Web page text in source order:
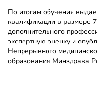
По итогам обучения
квалификации в размере
дополнительного
экспертную оценку и
Непрерывного
образования Минздрава